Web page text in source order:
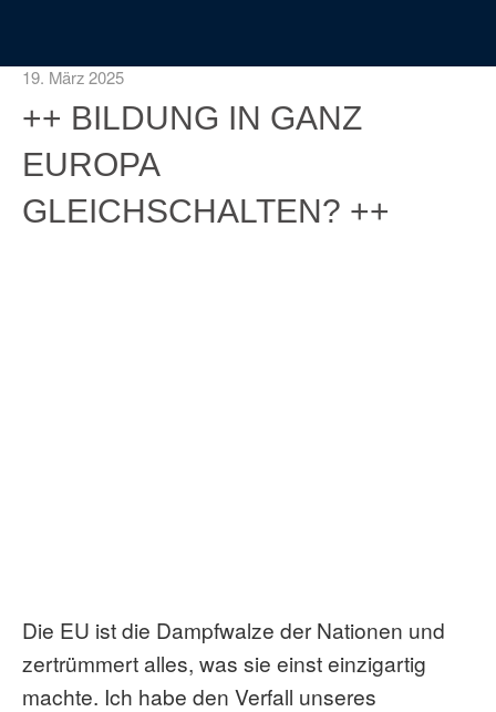
19. März 2025
++ BILDUNG IN GANZ
EUROPA
GLEICHSCHALTEN? ++
Die EU ist die Dampfwalze der Nationen und
zertrümmert alles, was sie einst einzigartig
machte. Ich habe den Verfall unseres